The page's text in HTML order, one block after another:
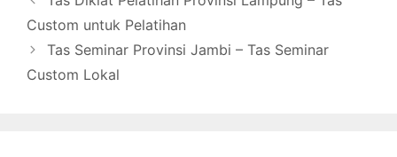
Custom untuk Pelatihan
Tas Seminar Provinsi Jambi – Tas Seminar
Custom Lokal